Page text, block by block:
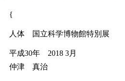
{
人体 国立科学博物館特別展
平成30年 2018 3月
仲津 真治